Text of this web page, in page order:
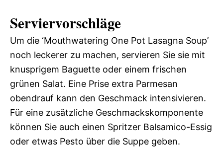
Serviervorschläge
Um die ‘Mouthwatering One Pot Lasagna Soup’
noch leckerer zu machen, servieren Sie sie mit
knusprigem Baguette oder einem frischen
grünen Salat. Eine Prise extra Parmesan
obendrauf kann den Geschmack intensivieren.
Für eine zusätzliche Geschmackskomponente
können Sie auch einen Spritzer Balsamico-Essig
oder etwas Pesto über die Suppe geben.